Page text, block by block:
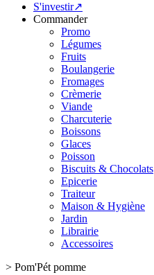
S'investir↗
Commander
Promo
Légumes
Fruits
Boulangerie
Fromages
Crèmerie
Viande
Charcuterie
Boissons
Glaces
Poisson
Biscuits & Chocolats
Epicerie
Traiteur
Maison & Hygiène
Jardin
Librairie
Accessoires
> Pom'Pét pomme